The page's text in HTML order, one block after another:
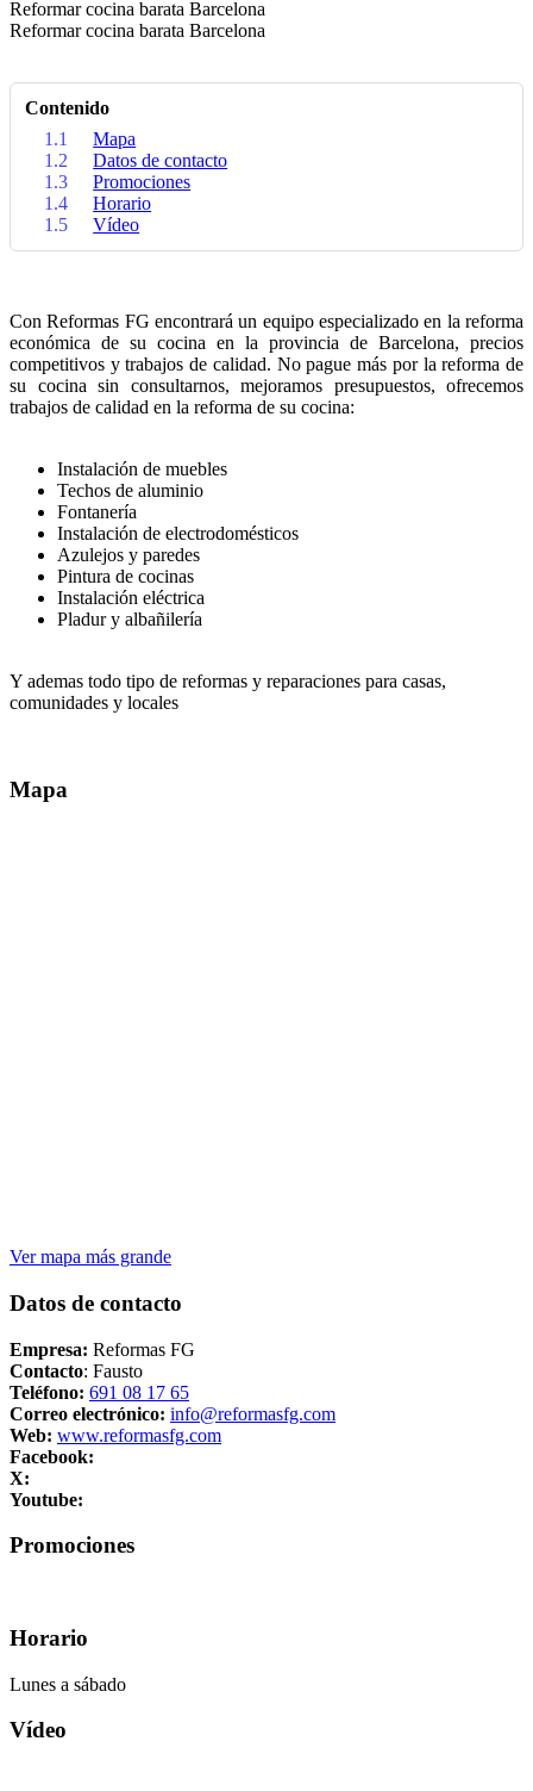
Reformar cocina barata Barcelona
Reformar cocina barata Barcelona
Contenido
1.1
Mapa
1.2
Datos de contacto
1.3
Promociones
1.4
Horario
1.5
Vídeo
Con Reformas FG encontrará un equipo especializado en la reforma
económica de su cocina en la provincia de Barcelona, precios
competitivos y trabajos de calidad. No pague más por la reforma de
su cocina sin consultarnos, mejoramos presupuestos, ofrecemos
trabajos de calidad en la reforma de su cocina:
Instalación de muebles
Techos de aluminio
Fontanería
Instalación de electrodomésticos
Azulejos y paredes
Pintura de cocinas
Instalación eléctrica
Pladur y albañilería
Y ademas todo tipo de reformas y reparaciones para casas,
comunidades y locales
Mapa
Ver mapa más grande
Datos de contacto
Empresa: Reformas FG
Contacto: Fausto
Teléfono: 691 08 17 65
Correo electrónico: info@reformasfg.com
Web: www.reformasfg.com
Facebook:
X:
Youtube:
Promociones
Horario
Lunes a sábado
Vídeo